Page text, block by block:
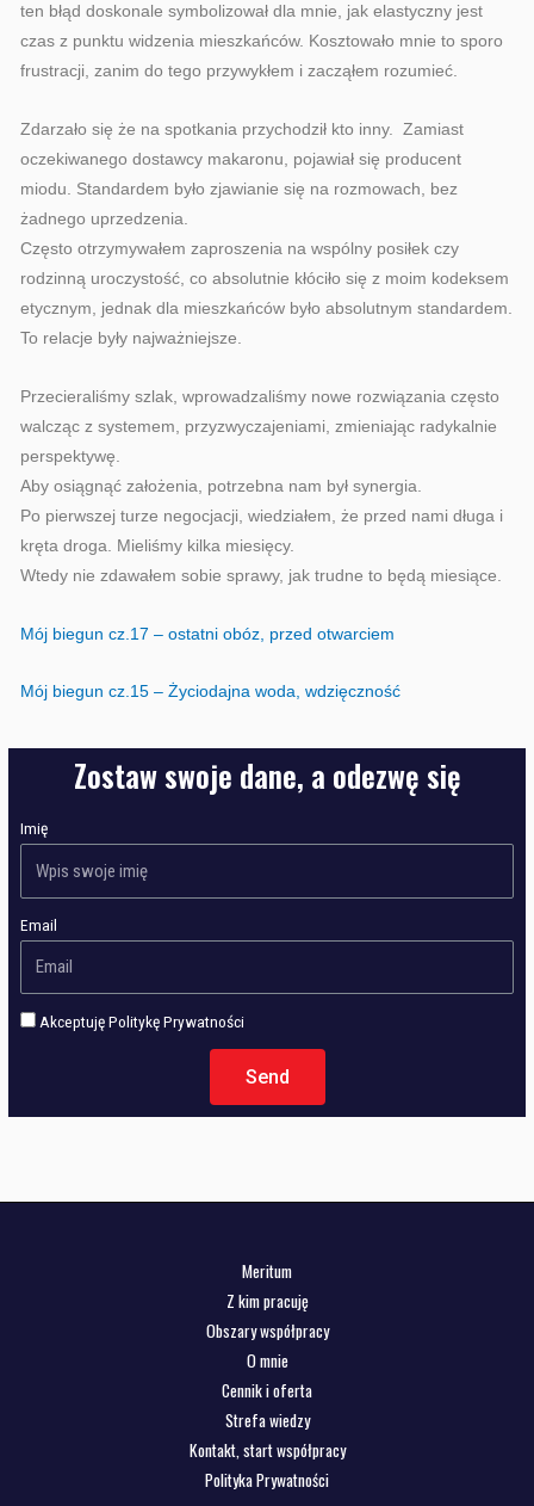
ten błąd doskonale symbolizował dla mnie, jak elastyczny jest
czas z punktu widzenia mieszkańców. Kosztowało mnie to sporo
frustracji, zanim do tego przywykłem i zacząłem rozumieć.
Zdarzało się że na spotkania przychodził kto inny. Zamiast
oczekiwanego dostawcy makaronu, pojawiał się producent
miodu. Standardem było zjawianie się na rozmowach, bez
żadnego uprzedzenia.
Często otrzymywałem zaproszenia na wspólny posiłek czy
rodzinną uroczystość, co absolutnie kłóciło się z moim kodeksem
etycznym, jednak dla mieszkańców było absolutnym standardem.
To relacje były najważniejsze.
Przecieraliśmy szlak, wprowadzaliśmy nowe rozwiązania często
walcząc z systemem, przyzwyczajeniami, zmieniając radykalnie
perspektywę.
Aby osiągnąć założenia, potrzebna nam był synergia.
Po pierwszej turze negocjacji, wiedziałem, że przed nami długa i
kręta droga. Mieliśmy kilka miesięcy.
Wtedy nie zdawałem sobie sprawy, jak trudne to będą miesiące.
Mój biegun cz.17 – ostatni obóz, przed otwarciem
Mój biegun cz.15 – Życiodajna woda, wdzięczność
Zostaw swoje dane, a odezwę się
Imię
Email
Akceptuję Politykę Prywatności
Send
Meritum
Z kim pracuję
Obszary współpracy
O mnie
Cennik i oferta
Strefa wiedzy
Kontakt, start współpracy
Polityka Prywatności